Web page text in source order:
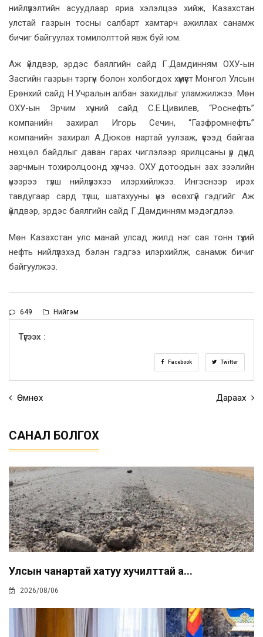
нийлүүлэлтийн асуудлаар яриа хэлэлцээ хийж, Казахстан
улстай газрын тосны салбарт хамтарч ажиллах санамж
бичиг байгуулах томилолттой явж буй юм.
Аж үйлдвэр, эрдэс баялгийн сайд Г.Дамдинням ОХУ-ын
Засгийн газрын тэргүүн болон холбогдох хүмүүст Монгол Улсын
Ерөнхий сайд Н.Учралын албан захидлыг уламжилжээ. Мөн
ОХУ-ын Эрчим хүчний сайд С.Е.Цивилев, “Роснефть”
компанийн захирал Игорь Сечин, “Газфромнефть”
компанийн захирал А.Дюков нартай уулзаж, үүсээд байгаа
нөхцөл байдлыг даван гарах чиглэлээр ярилцсаны үр дүнд
зарчмын тохиролцоонд хүрчээ. ОХУ дотоодын зах зээлийн
үнээрээ түлш нийлүүлэхээ илэрхийлжээ. Ингэснээр ирэх
тавдугаар сард түлш, шатахууны үнэ өсөхгүй гэдгийг Аж
үйлдвэр, эрдэс баялгийн сайд Г.Дамдинням мэдэгдлээ.
Мөн Казахстан улс манай улсад жилд нэг сая тонн түүхий
нефть нийлүүлэхэд бэлэн гэдгээ илэрхийлж, санамж бичиг
байгуулжээ.
649 Нийгэм
Түгээх :
Facebook Twitter
Өмнөх Дараах
САНАЛ БОЛГОХ
Улсын чанартай хатуу хучилттай а...
2026/08/06